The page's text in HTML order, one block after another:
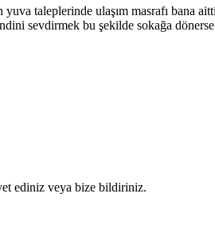
yuva taleplerinde ulaşım masrafı
sevdirmek bu şekilde sokağa
ediniz veya bize bildiriniz.